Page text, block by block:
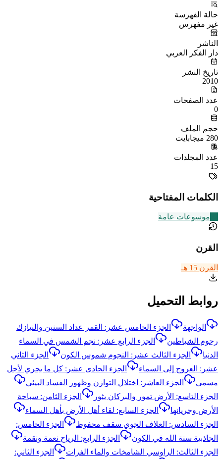
حالة الفهرسة
غير مفهرس
الناشر
دار الفكر العربي
تاريخ النشر
2010
عدد الصفحات
0
حجم الملف
280 ميجابايت
عدد المجلدات
15
الكلمات المفتاحية
موسوعات عامة
القرن
القرن 15 هـ
روابط التحميل
الواجهة
الجزء الخامس عشر: القمر عداد السنين والنيازك
رجوم الشياطين
الجزء الرابع عشر: نجم الشمس في السماء
الدنيا
الجزء الثالث عشر: النجوم شموس الكون
الجزء الثاني
عشر: العروج إلى السماء
الجزء الحادى عشر: كل ما يجري لأجل
مسمى
الجزء العاشر: اختلال التوازن وظهور الفساد البيئي
الجزء التاسع: الأرض تمور والبركان يثور
الجزء الثامن: سباحة
الأرض وجريانها
الجزء السابع: لقاء أهل الأرض بأهل السماء
الجزء السادس: الغلاف الجوي سقف محفوظ
الجزء الخامس:
الجاذبية سنة الله في الكون
الجزء الرابع: الرياح نعمة ونقمة
الجزء الثالث: الراوسي الشامخات والماء الفرات
الجزء الثاني: